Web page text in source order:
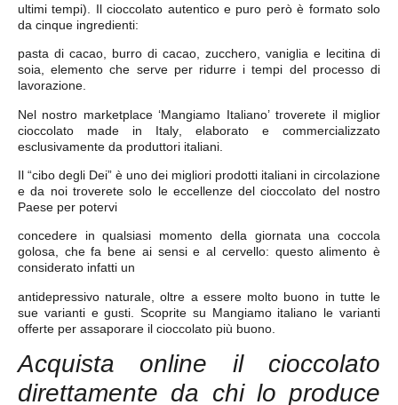
ultimi tempi). Il cioccolato autentico e puro però è formato solo
da cinque ingredienti:
pasta di cacao, burro di cacao, zucchero, vaniglia e lecitina di
soia,elemento che serve per ridurre i tempi del processo di
lavorazione.
Nel nostro marketplace‘Mangiamo Italiano’troverete il miglior
cioccolato made in Italy , elaborato e commercializzato
esclusivamente da produttori italiani.
Il “cibo degli Dei” è uno dei migliori prodotti italiani in circolazione
e da noi troveretesolo le eccellenzedel cioccolato del nostro
Paese per potervi
concedere in qualsiasi momento della giornata una coccola
golosa, che fa bene ai sensi e al cervello: questo alimento è
considerato infatti un
antidepressivo naturale, oltre a essere molto buono in tutte le
sue varianti e gusti.Scoprite su Mangiamo italiano le varianti
offerte per assaporare il cioccolato più buono
Acquista online il cioccolato
direttamente da chi lo produce